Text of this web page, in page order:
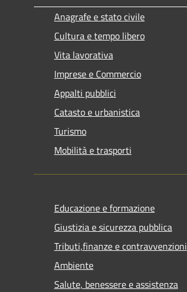
Anagrafe e stato civile
Cultura e tempo libero
Vita lavorativa
Imprese e Commercio
Appalti pubblici
Catasto e urbanistica
Turismo
Mobilità e trasporti
Educazione e formazione
Giustizia e sicurezza pubblica
Tributi,finanze e contravvenzioni
Ambiente
Salute, benessere e assistenza